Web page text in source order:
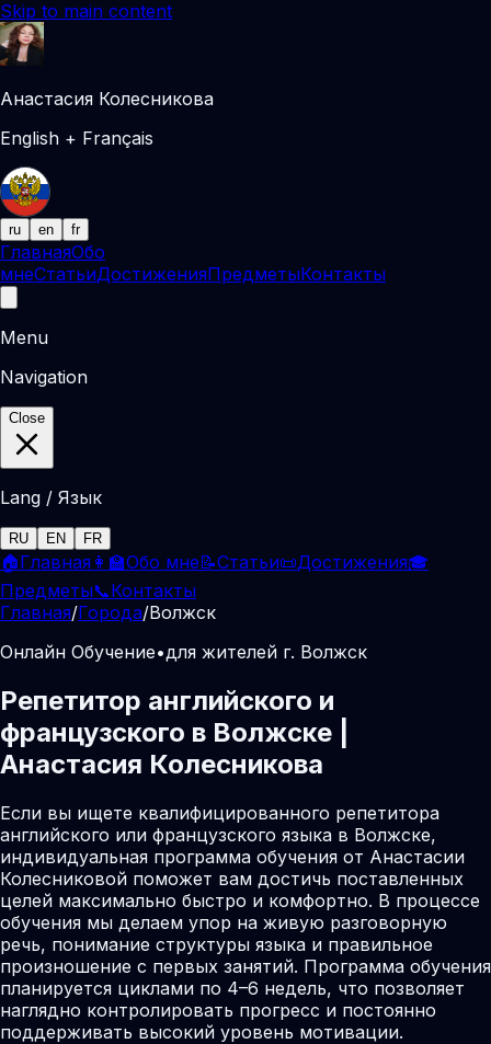
Skip to main content
Анастасия Колесникова
English + Français
ru en fr
ГлавнаяОбо
мнеСтатьиДостиженияПредметыКонтакты
Menu
Navigation
Close
Lang / Язык
RU EN FR
🏠Главная 👩‍🏫Обо мне📝Статьи📜Достижения🎓
Предметы📞Контакты
Главная/Города/Волжск
Онлайн Обучение•для жителей г. Волжск
Репетитор английского и
французского в Волжске |
Анастасия Колесникова
Если вы ищете квалифицированного репетитора
английского или французского языка в Волжске,
индивидуальная программа обучения от Анастасии
Колесниковой поможет вам достичь поставленных
целей максимально быстро и комфортно. В процессе
обучения мы делаем упор на живую разговорную
речь, понимание структуры языка и правильное
произношение с первых занятий. Программа обучения
планируется циклами по 4–6 недель, что позволяет
наглядно контролировать прогресс и постоянно
поддерживать высокий уровень мотивации.